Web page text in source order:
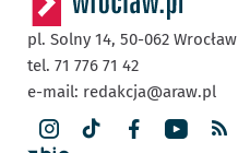
pl. Solny 14, 50-062 Wrocław
tel. 71 776 71 42
e-mail: redakcja@araw.pl